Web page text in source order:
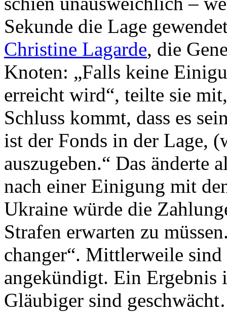
Sekunde die Lage
Christine Lagarde, die
Knoten: „Falls keine
erreicht wird“, teilte sie
Schluss kommt, dass es
ist der Fonds in der Lage,
auszugeben.“ Das änderte
nach einer Einigung mit
Ukraine würde die
Strafen erwarten zu
changer“. Mittlerweile sind
angekündigt. Ein
Gläubiger sind